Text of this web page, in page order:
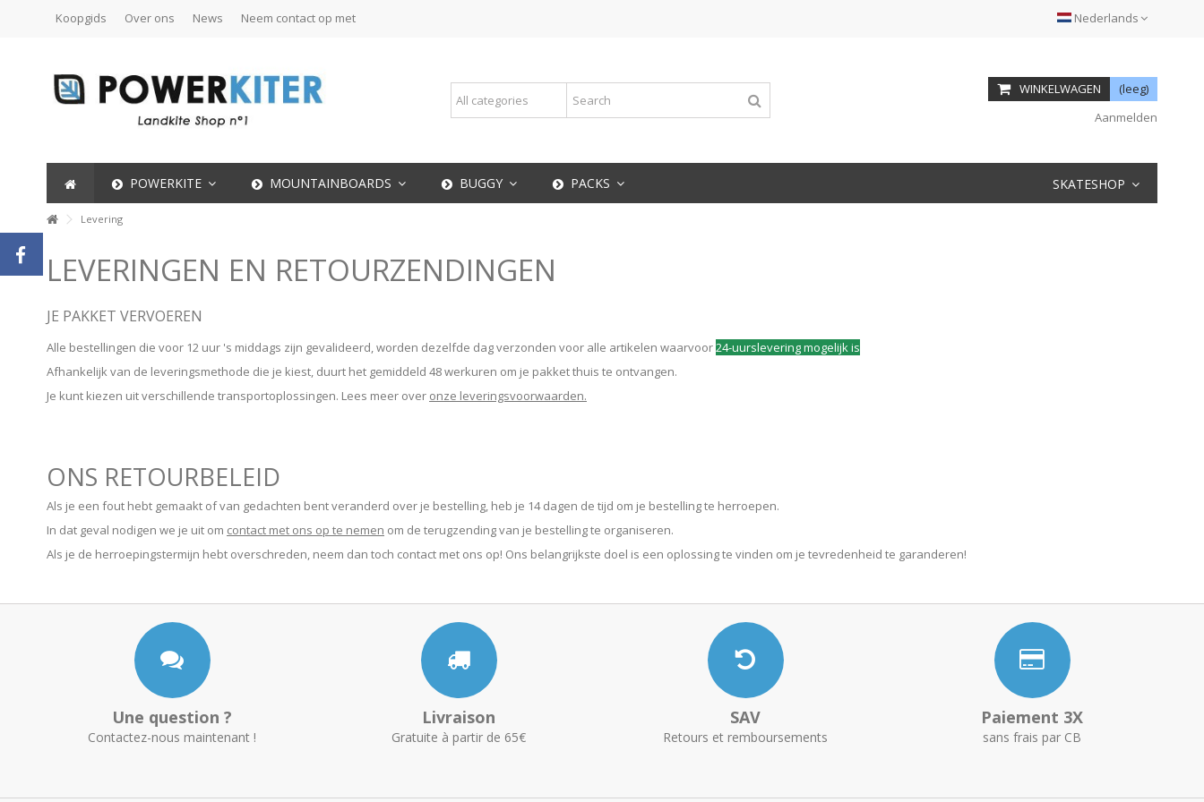
Nederlands
Koopgids Over ons News Neem contact op met
WINKELWAGEN
(leeg)
Aanmelden
POWERKITE MOUNTAINBOARDS BUGGY PACKS SKATESHOP
Levering
LEVERINGEN EN RETOURZENDINGEN
JE PAKKET VERVOEREN
Alle bestellingen die voor 12 uur 's middags zijn gevalideerd, worden dezelfde dag verzonden voor alle artikelen waarvoor24-uurslevering mogelijk is
Afhankelijk van de leveringsmethode die je kiest, duurt het gemiddeld 48 werkuren om je pakket thuis te ontvangen.
Je kunt kiezen uit verschillende transportoplossingen. Lees meer over onze leveringsvoorwaarden.
ONS RETOURBELEID
Als je een fout hebt gemaakt of van gedachten bent veranderd over je bestelling, heb je 14 dagen de tijd om je bestelling te herroepen.
In dat geval nodigen we je uit om contact met ons op te nemen om de terugzending van je bestelling te organiseren.
Als je de herroepingstermijn hebt overschreden, neem dan toch contact met ons op! Ons belangrijkste doel is een oplossing te vinden om je tevredenheid te garanderen!
Une question ?
Contactez-nous maintenant !
Livraison
Gratuite à partir de 65€
SAV
Retours et remboursements
Paiement 3X
sans frais par CB